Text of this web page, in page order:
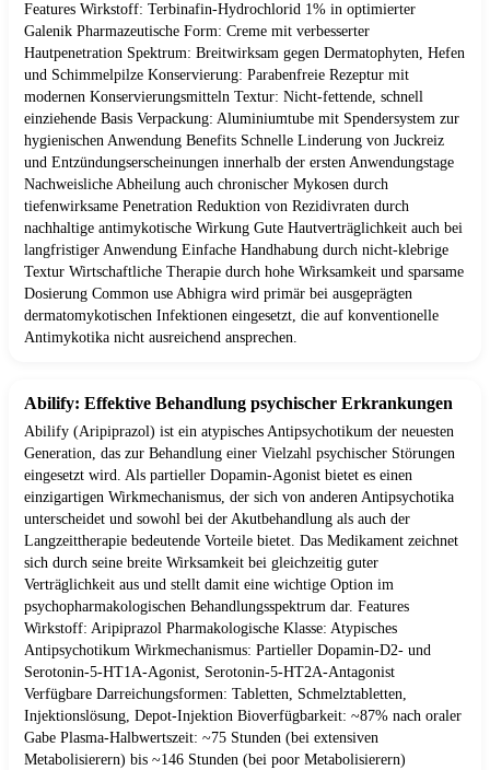
Features Wirkstoff: Terbinafin-Hydrochlorid 1% in optimierter
Galenik Pharmazeutische Form: Creme mit verbesserter
Hautpenetration Spektrum: Breitwirksam gegen Dermatophyten, Hefen
und Schimmelpilze Konservierung: Parabenfreie Rezeptur mit
modernen Konservierungsmitteln Textur: Nicht-fettende, schnell
einziehende Basis Verpackung: Aluminiumtube mit Spendersystem zur
hygienischen Anwendung Benefits Schnelle Linderung von Juckreiz
und Entzündungserscheinungen innerhalb der ersten Anwendungstage
Nachweisliche Abheilung auch chronischer Mykosen durch
tiefenwirksame Penetration Reduktion von Rezidivraten durch
nachhaltige antimykotische Wirkung Gute Hautverträglichkeit auch bei
langfristiger Anwendung Einfache Handhabung durch nicht-klebrige
Textur Wirtschaftliche Therapie durch hohe Wirksamkeit und sparsame
Dosierung Common use Abhigra wird primär bei ausgeprägten
dermatomykotischen Infektionen eingesetzt, die auf konventionelle
Antimykotika nicht ausreichend ansprechen.
Abilify: Effektive Behandlung psychischer Erkrankungen
Abilify (Aripiprazol) ist ein atypisches Antipsychotikum der neuesten
Generation, das zur Behandlung einer Vielzahl psychischer Störungen
eingesetzt wird. Als partieller Dopamin-Agonist bietet es einen
einzigartigen Wirkmechanismus, der sich von anderen Antipsychotika
unterscheidet und sowohl bei der Akutbehandlung als auch der
Langzeittherapie bedeutende Vorteile bietet. Das Medikament zeichnet
sich durch seine breite Wirksamkeit bei gleichzeitig guter
Verträglichkeit aus und stellt damit eine wichtige Option im
psychopharmakologischen Behandlungsspektrum dar. Features
Wirkstoff: Aripiprazol Pharmakologische Klasse: Atypisches
Antipsychotikum Wirkmechanismus: Partieller Dopamin-D2- und
Serotonin-5-HT1A-Agonist, Serotonin-5-HT2A-Antagonist
Verfügbare Darreichungsformen: Tabletten, Schmelztabletten,
Injektionslösung, Depot-Injektion Bioverfügbarkeit: ~87% nach oraler
Gabe Plasma-Halbwertszeit: ~75 Stunden (bei extensiven
Metabolisierern) bis ~146 Stunden (bei poor Metabolisierern)